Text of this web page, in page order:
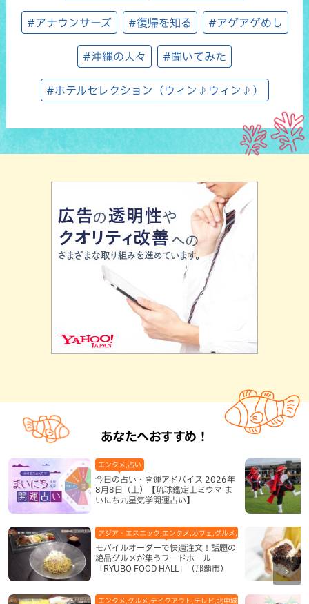
#アナウンサーズ #復帰を知る #アゲアゲめし
#沖縄の人々 #聞いてみた
#ホテルセレクション（ウィン♪ウィン♪）
あなたへおすすめ！
今日の占い・開運アドバイス 2026年
8月8日（土）【琉球鑑定士ミウマ ま
いにち九星気学開運占い】
エンタメ,占い
モバイルオーダーで快適注文！話題の
絶品グルメが集うフードホール
「RYUBO FOOD HALL」（那覇市）
アジア・エスニック,エンタメ,カフェ,グルメ,テレビ,中華,地域,本島
エンタメ,グルメ,テイクアウト,テレビ,北中城村,和食・日本料理,地